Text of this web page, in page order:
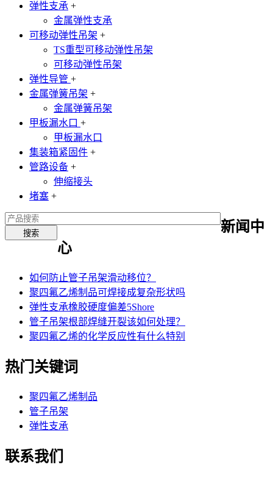
弹性支承 +
金属弹性支承
可移动弹性吊架 +
TS重型可移动弹性吊架
可移动弹性吊架
弹性导管 +
金属弹簧吊架 +
金属弹簧吊架
甲板漏水口 +
甲板漏水口
集装箱紧固件 +
管路设备 +
伸缩接头
堵塞 +
新闻中
心
如何防止管子吊架滑动移位？
聚四氟乙烯制品可焊接成复杂形状吗
弹性支承橡胶硬度偏差5Shore
管子吊架根部焊缝开裂该如何处理？
聚四氟乙烯的化学反应性有什么特别
热门关键词
聚四氟乙烯制品
管子吊架
弹性支承
联系我们